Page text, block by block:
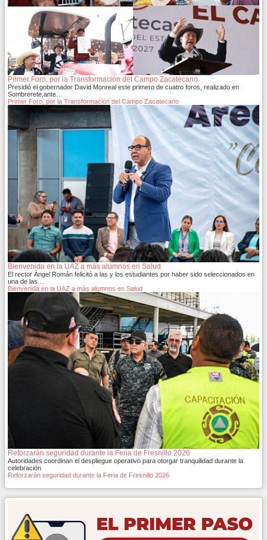
Primer Foro, por la Transformación del Campo Zacatecano
Presidió el gobernador David Monreal este primero de cuatro foros, realizado en
Sombrerete,ante…
Primer Foro, por la Transformación del Campo Zacatecano
Bienvenida en la UAZ a más alumnos en Salud
El rector Ángel Román felicitó a las y los estudiantes por haber sido seleccionados en
una de las…
Bienvenida en la UAZ a más alumnos en Salud
Reforzarán seguridad durante la Feria de Fresnillo 2026
Autoridades coordinan el despliegue operativo para otorgar tranquilidad durante la
celebración
Reforzarán seguridad durante la Feria de Fresnillo 2026